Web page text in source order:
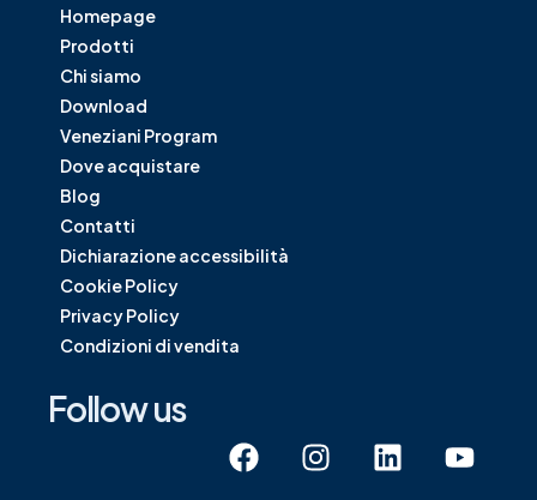
Homepage
Prodotti
Chi siamo
Download
Veneziani Program
Dove acquistare
Blog
Contatti
Dichiarazione accessibilità
Cookie Policy
Privacy Policy
Condizioni di vendita
Follow us